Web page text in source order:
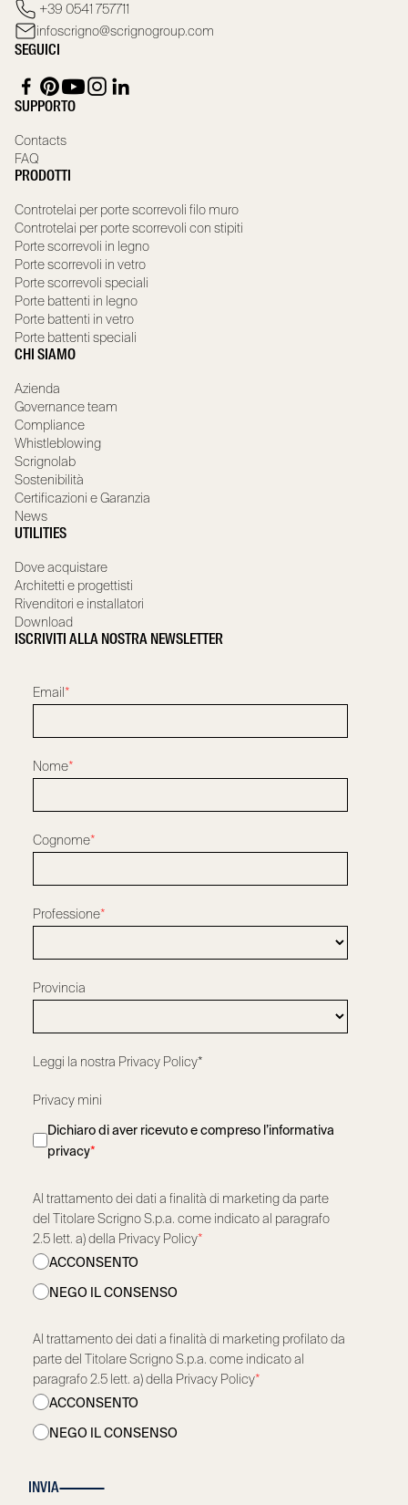
+39 0541 757711
infoscrigno@scrignogroup.com
SEGUICI
SUPPORTO
Contacts
FAQ
PRODOTTI
Controtelai per porte scorrevoli filo muro
Controtelai per porte scorrevoli con stipiti
Porte scorrevoli in legno
Porte scorrevoli in vetro
Porte scorrevoli speciali
Porte battenti in legno
Porte battenti in vetro
Porte battenti speciali
CHI SIAMO
Azienda
Governance team
Compliance
Whistleblowing
Scrignolab
Sostenibilità
Certificazioni e Garanzia
News
UTILITIES
Dove acquistare
Architetti e progettisti
Rivenditori e installatori
Download
ISCRIVITI ALLA NOSTRA NEWSLETTER
Email *
Nome*
Cognome*
Professione*
Provincia
Leggi la nostra Privacy Policy*
Privacy mini
Dichiaro di aver ricevuto e compreso l’informativa
privacy*
Al trattamento dei dati a finalità di marketing da parte
del Titolare Scrigno S.p.a. come indicato al paragrafo
2.5 lett. a) della Privacy Policy*
ACCONSENTO
NEGO IL CONSENSO
Al trattamento dei dati a finalità di marketing profilato da
parte del Titolare Scrigno S.p.a. come indicato al
paragrafo 2.5 lett. a) della Privacy Policy*
ACCONSENTO
NEGO IL CONSENSO
INVIA